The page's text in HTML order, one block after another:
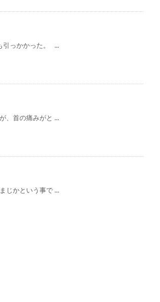
引っかかった。 ...
、首の痛みがと ...
じかという事で ...